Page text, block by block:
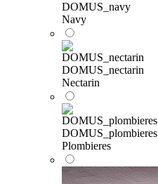
DOMUS_navy
Navy
DOMUS_nectarin
Nectarin
DOMUS_plombieres
Plombieres